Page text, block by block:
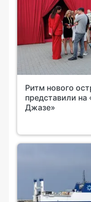
Ритм нового
представили на
Джазе»